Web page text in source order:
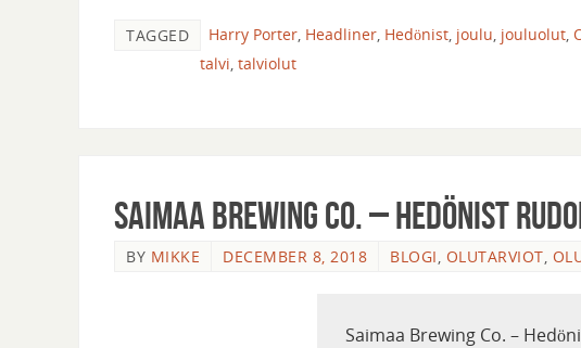
TAGGED Harry Porter, Headliner, Hedönist, joulu, jouluolut,
talvi, talviolut
Saimaa Brewing Co. – Hedönist
BY MIKKE DECEMBER 8, 2018 BLOGI, OLUTARVIOT,
Saimaa Brewing Co. –